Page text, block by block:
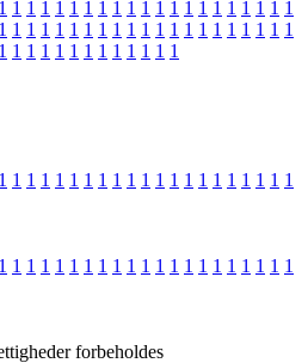
1 1 1 1 1 1 1 1 1 1 1 1 1 1 1 1 1 1 1 1 1
1 1 1 1 1 1 1 1 1 1 1 1 1 1 1 1 1 1 1 1 1
1 1 1 1 1 1 1 1 1 1 1 1 1
1 1 1 1 1 1 1 1 1 1 1 1 1 1 1 1 1 1 1 1 1
1 1 1 1 1 1 1 1 1 1 1 1 1 1 1 1 1 1 1 1 1
forbeholdes